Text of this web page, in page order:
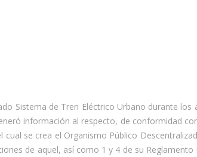
Sistema de Tren Eléctrico Urbano durante
información al respecto, de conformidad
se crea el Organismo Público
de aquel, así como 1 y 4 de su